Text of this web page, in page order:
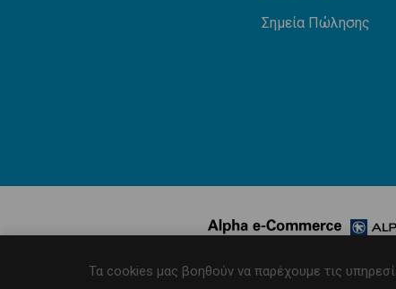
Σημεία Πώλησης
Πνευματική ιδιοκτησία ©
Τα cookies μας βοηθούν να παρέχουμε τις